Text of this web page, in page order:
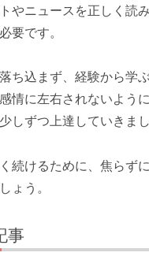
やニュースを正しく読
要です。
ち込まず、経験から学
情に左右されないよう
しずつ上達していきまし
続けるために、焦らず
ょう。
事